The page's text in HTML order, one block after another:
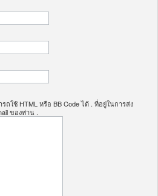
ใช้ HTML หรือ BB Code ได้ . ที่อยู่ในการส่ง
ของท่าน .